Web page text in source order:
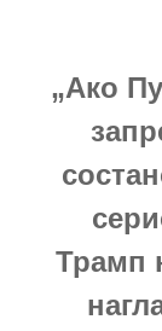
„Ако
Трамп